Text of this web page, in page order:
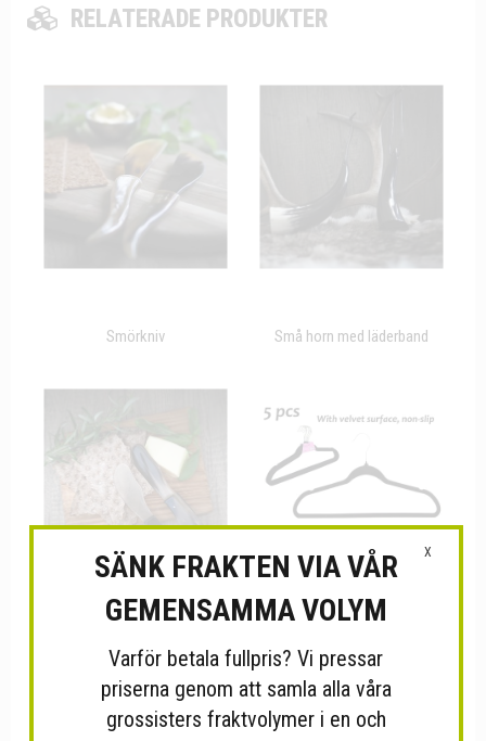
RELATERADE PRODUKTER
Smörkniv Små horn med läderband
X
SÄNK FRAKTEN VIA VÅR
GEMENSAMMA VOLYM
Varför betala fullpris? Vi pressar
priserna genom att samla alla våra
grossisters fraktvolymer i en och